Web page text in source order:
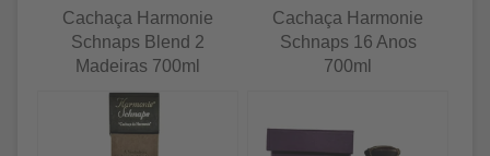
Cachaça Harmonie
Schnaps Blend 2
Madeiras 700ml
Cachaça Harmonie
Schnaps 16 Anos
700ml